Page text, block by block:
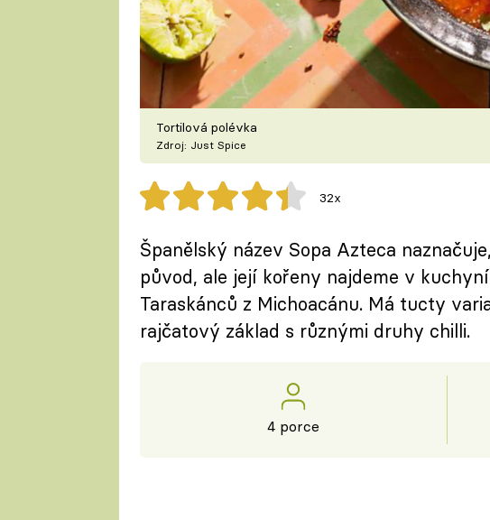
Tortilová polévka
Zdroj: Just Spice
32x
Španělský název Sopa Azteca
původ, ale její kořeny najdeme v
Taraskánců z Michoacánu. Má tucty
rajčatový základ s různými druhy chilli.
4 porce